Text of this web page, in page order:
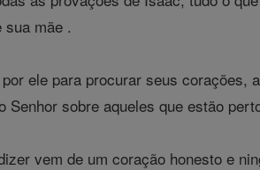
sua mãe .
ele para procurar seus corações,
sobre aqueles que estão
vem de um coração honesto e